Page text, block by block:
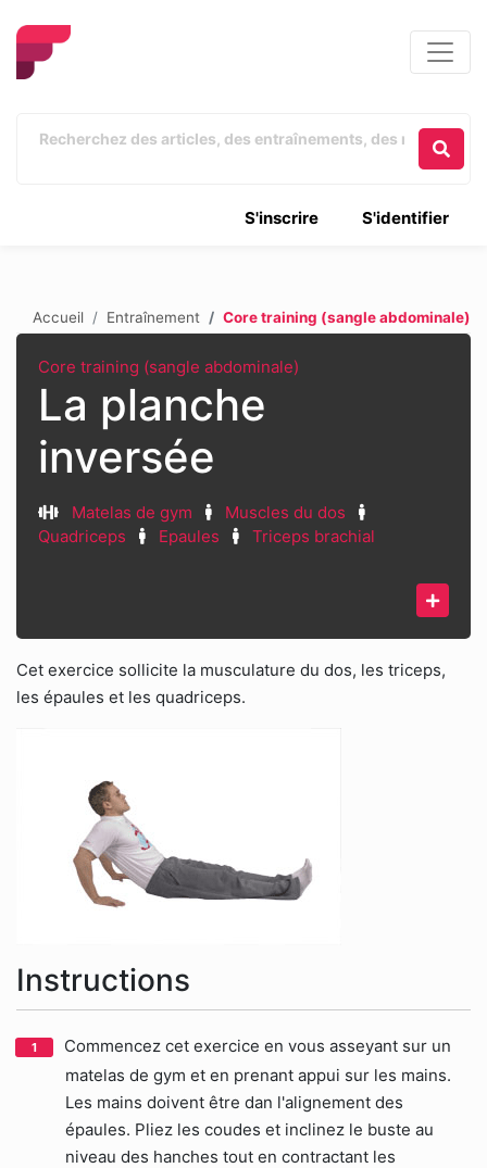
S'identifier
S'inscrire
Accueil Entraînement Core training (sangle abdominale)
Core training (sangle abdominale)
La planche
inversée
Matelas de gym
Muscles du dos
Quadriceps
Epaules Triceps brachial
Cet exercice sollicite la musculature du dos, les triceps,
les épaules et les quadriceps.
Instructions
Commencez cet exercice en vous asseyant sur un
matelas de gym et en prenant appui sur les mains.
Les mains doivent être dan l'alignement des
épaules. Pliez les coudes et inclinez le buste au
niveau des hanches tout en contractant les